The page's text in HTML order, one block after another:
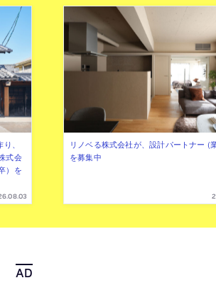
、
式会
）を
リノベる株式会社が、設計パートナー (
を募集中